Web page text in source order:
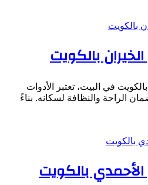
بالكويت
في البيت، تعتبر الأدوات
الراحة والنظافة لسكانه. بناءً
بالكويت